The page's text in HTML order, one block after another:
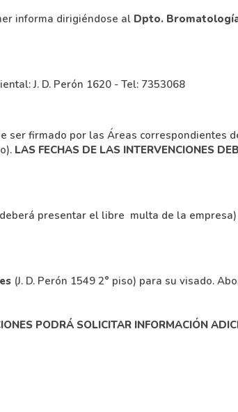
informa dirigiéndose al Dpto.
J. D. Perón 1620 - Tel: 7353068
firmado por las Áreas correspondientes
LAS FECHAS DE LAS INTERVENCIONES
presentar el libre multa de la
(J. D. Perón 1549 2° piso) para su visado.
PODRÁ SOLICITAR INFORMACIÓN